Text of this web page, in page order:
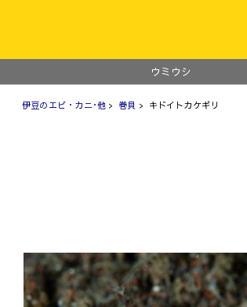
ウミウシ
伊豆のエビ・カニ･他 >巻貝 > キドイトカケギリ